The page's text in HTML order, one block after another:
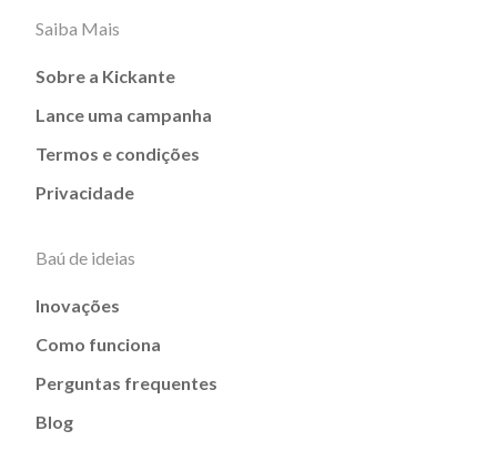
Saiba Mais
Sobre a Kickante
Lance uma campanha
Termos e condições
Privacidade
Baú de ideias
Inovações
Como funciona
Perguntas frequentes
Blog